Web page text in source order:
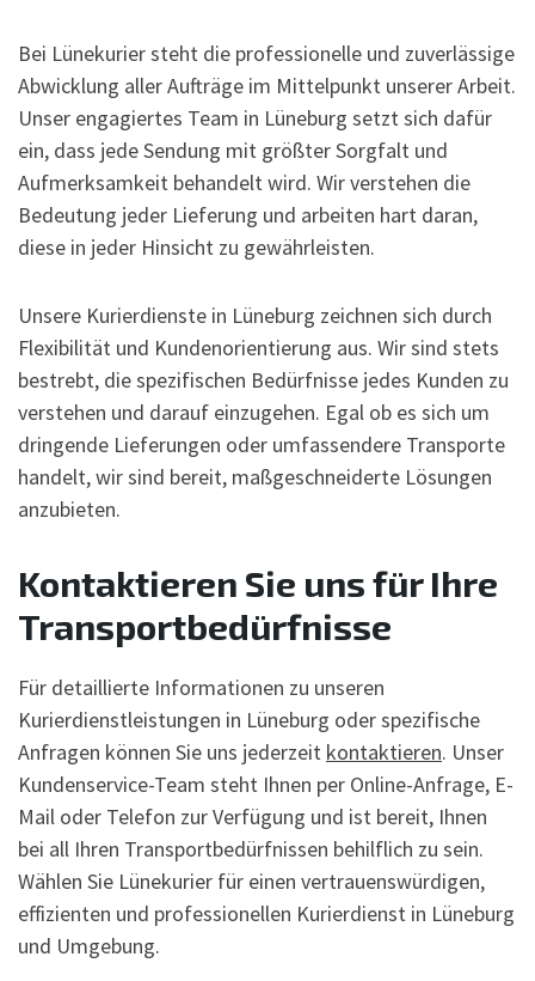
Bei Lünekurier steht die professionelle und zuverlässige
Abwicklung aller Aufträge im Mittelpunkt unserer Arbeit.
Unser engagiertes Team in Lüneburg setzt sich dafür
ein, dass jede Sendung mit größter Sorgfalt und
Aufmerksamkeit behandelt wird. Wir verstehen die
Bedeutung jeder Lieferung und arbeiten hart daran,
diese in jeder Hinsicht zu gewährleisten.
Unsere Kurierdienste in Lüneburg zeichnen sich durch
Flexibilität und Kundenorientierung aus. Wir sind stets
bestrebt, die spezifischen Bedürfnisse jedes Kunden zu
verstehen und darauf einzugehen. Egal ob es sich um
dringende Lieferungen oder umfassendere Transporte
handelt, wir sind bereit, maßgeschneiderte Lösungen
anzubieten.
Kontaktieren Sie uns für Ihre
Transportbedürfnisse
Für detaillierte Informationen zu unseren
Kurierdienstleistungen in Lüneburg oder spezifische
Anfragen können Sie uns jederzeit kontaktieren. Unser
Kundenservice-Team steht Ihnen per Online-Anfrage, E-
Mail oder Telefon zur Verfügung und ist bereit, Ihnen
bei all Ihren Transportbedürfnissen behilflich zu sein.
Wählen Sie Lünekurier für einen vertrauenswürdigen,
effizienten und professionellen Kurierdienst in Lüneburg
und Umgebung.